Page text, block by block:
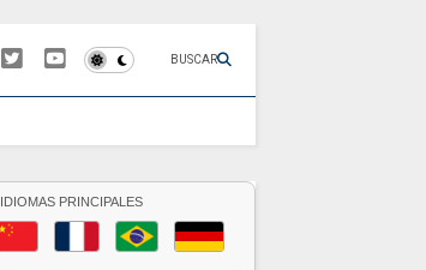
BUSCAR
IDIOMAS PRINCIPALES